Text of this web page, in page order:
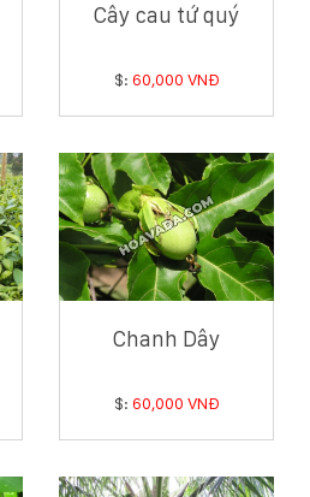
Cây cau tứ quý
$: 60,000 VNĐ
Chanh Dây
$: 60,000 VNĐ